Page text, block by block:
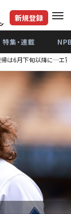
新規登録
特集・連載
は6月下旬以降に…エ